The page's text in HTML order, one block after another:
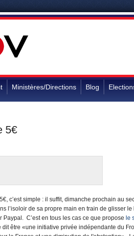
Ministères/Directions Blog
5€
c’est simple : il suffit, dimanche prochain au
l’isoloir de sa propre main en train de glisser
C’est en tous les cas ce que propose le
dit être «une initiative privée indépendante du